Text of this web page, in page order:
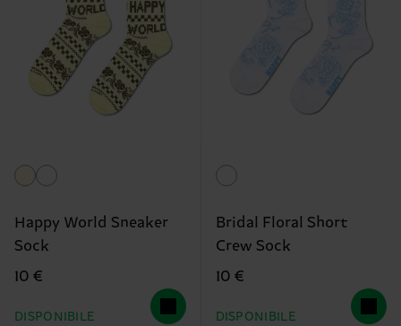
Happy World Sneaker
Sock
10 €
DISPONIBILE
Bridal Floral Short
Crew Sock
10 €
DISPONIBILE